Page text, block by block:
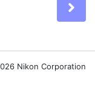
Nikon Corporation